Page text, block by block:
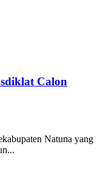
Calon
Natuna yang